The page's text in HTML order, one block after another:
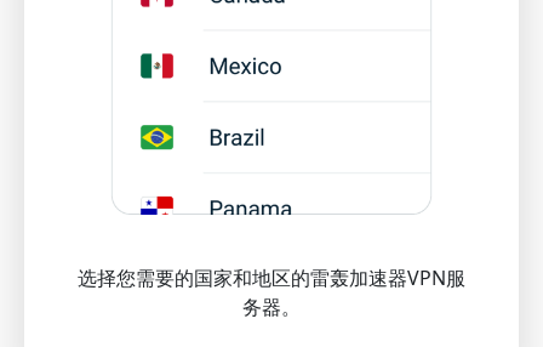
选择您需要的国家和地区的雷轰加速器VPN服
务器。